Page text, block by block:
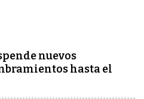
nuevos
hasta el